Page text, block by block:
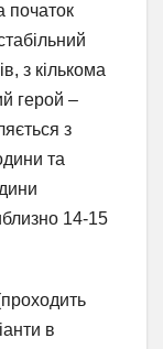
початок
з кількома
герой –
з
та
14-15
в